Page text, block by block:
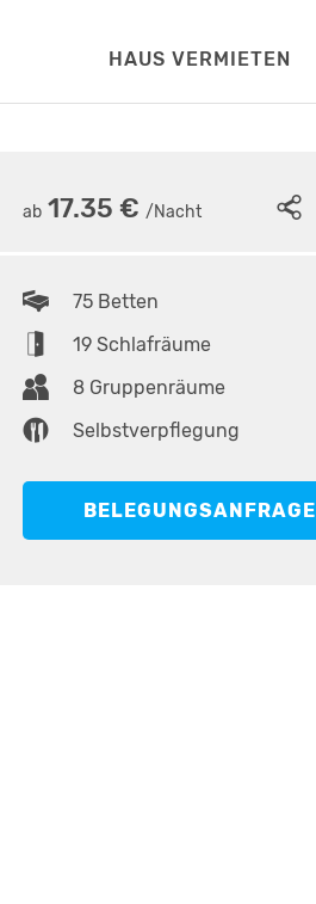
HAUS VERMIETEN
ab 17.35 €/Nacht
75 Betten
19 Schlafräume
8 Gruppenräume
Selbstverpflegung
BELEGUNGSANFRAGE